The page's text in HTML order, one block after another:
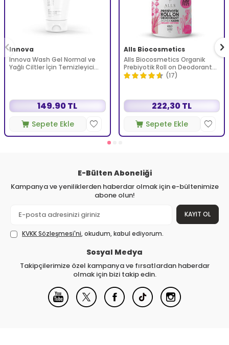
Innova
Innova Wash Gel Normal ve
Yağlı Ciltler İçin Temizleyici
149.90 TL
Sepete Ekle
Alls Biocosmetics
Alls Biocosmetics Organik
Prebiyotik Roll on Deodorant
75 ml - Kadınlar İçin
(17)
222,30 TL
Sepete Ekle
E-Bülten Aboneliği
Kampanya ve yeniliklerden haberdar olmak için e-bültenimize
abone olun!
KAYIT OL
KVKK Sözleşmesi'ni, okudum, kabul ediyorum.
Sosyal Medya
Takipçilerimize özel kampanya ve fırsatlardan haberdar
olmak için bizi takip edin.